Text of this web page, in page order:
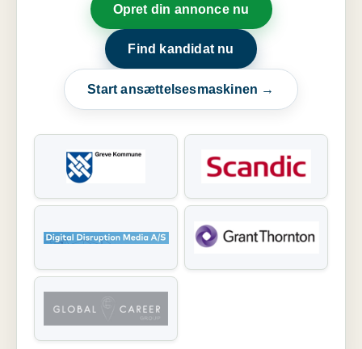
Opret din annonce nu
Find kandidat nu
Start ansættelsesmaskinen →